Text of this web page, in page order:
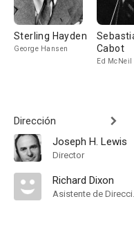
Sterling Hayden
George Hansen
Cabot
Ed McNeil
Dirección
Joseph H. Lewis
Director
Richard Dixon